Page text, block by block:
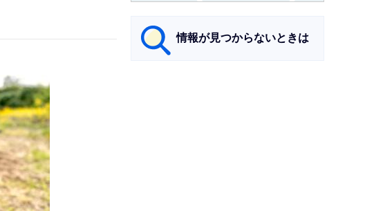
情報が見つからないときは